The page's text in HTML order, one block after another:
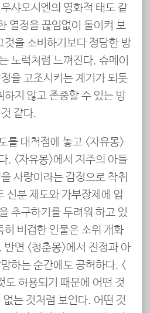
샤오시엔의 영화적 태도 같
열정을 끊임없이 돌이켜 보
을 소비하기보다 정당한 방
노력처럼 느껴진다. 슈메이
을 고조시키는 계기가 되듯
지 않고 존중할 수 있는 방
같다.
를 대척점에 놓고 <자유몽>
. <자유몽>에서 지주의 아들
사랑이라는 감정으로 착취
신분 제도와 가부장제에 압
추구하기를 두려워 하고 있
비겁한 인물은 소위 개화
면 <청춘몽>에서 진정과 아
하는 순간에도 공허하다. <
도 허용되기 때문에 어떤 것
는 것처럼 보인다. 어떤 것